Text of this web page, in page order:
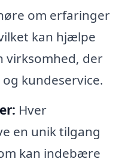
om erfaringer
kan hjælpe
virksomhed, der
kundeservice.
Hver
en unik tilgang
kan indebære